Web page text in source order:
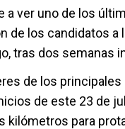
a ver uno de los
de los candidatos
tras dos semanas
de los
de este 23 de
kilómetros para